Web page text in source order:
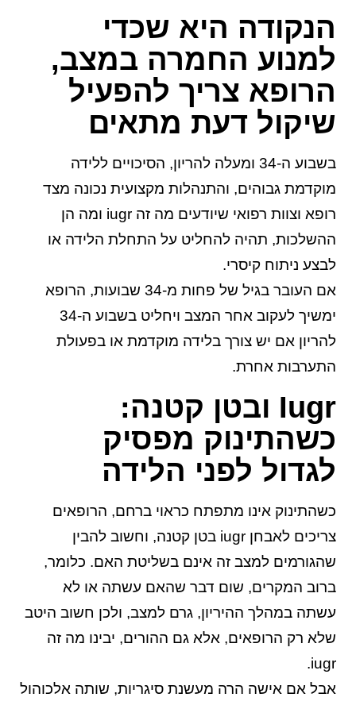
הנקודה היא שכדי
למנוע החמרה במצב,
הרופא צריך להפעיל
שיקול דעת מתאים
בשבוע ה-34 ומעלה להריון, הסיכויים ללידה
מוקדמת גבוהים, והתנהלות מקצועית נכונה מצד
רופא וצוות רפואי שיודעים מה זה iugr ומה הן
ההשלכות, תהיה להחליט על התחלת הלידה או
לבצע ניתוח קיסרי.
אם העובר בגיל של פחות מ-34 שבועות, הרופא
ימשיך לעקוב אחר המצב ויחליט בשבוע ה-34
להריון אם יש צורך בלידה מוקדמת או בפעולת
התערבות אחרת.
Iugr ובטן קטנה:
כשהתינוק מפסיק
לגדול לפני הלידה
כשהתינוק אינו מתפתח כראוי ברחם, הרופאים
צריכים לאבחן iugr בטן קטנה, וחשוב להבין
שהגורמים למצב זה אינם בשליטת האם. כלומר,
ברוב המקרים, שום דבר שהאם עשתה או לא
עשתה במהלך ההיריון, גרם למצב, ולכן חשוב היטב
שלא רק הרופאים, אלא גם ההורים, יבינו מה זה
iugr.
אבל אם אישה הרה מעשנת סיגריות, שותה אלכוהול